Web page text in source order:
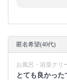
匿名希望(40代)
お風呂・浴室クリ
とても良かった